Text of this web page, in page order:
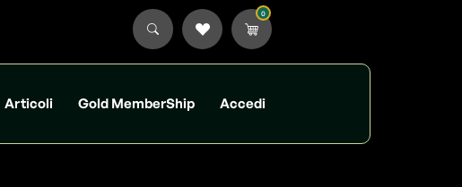
0
Articoli Gold MemberShip Accedi